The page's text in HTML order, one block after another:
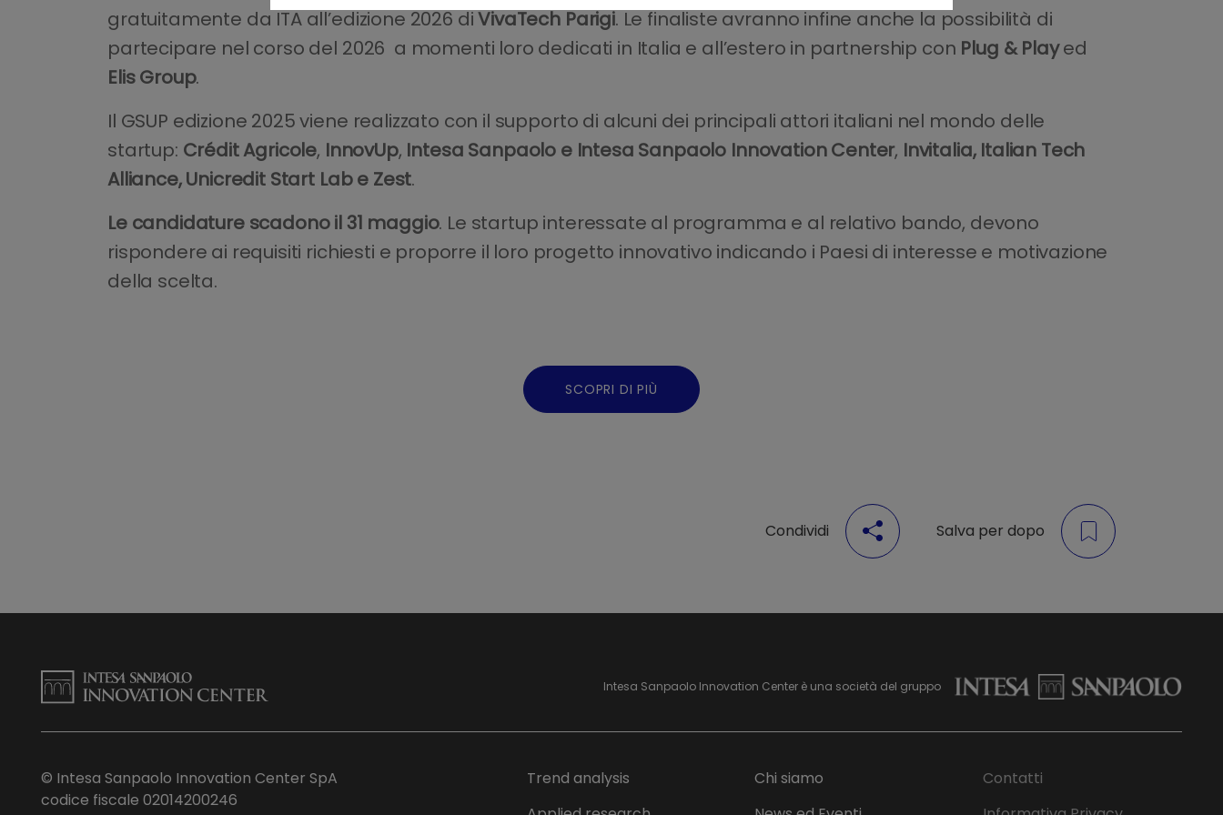
gratuitamente da ITA all’edizione 2026 diVivaTech Parigi. Le finaliste avranno infine anche la possibilità di
partecipare nel corso del 2026 a momenti loro dedicati in Italia e all’estero in partnership con Plug & Played
Elis Group.
Il GSUP edizione 2025 viene realizzato con il supporto di alcuni dei principali attori italiani nel mondo delle
startup: Crédit Agricole, InnovUp, Intesa Sanpaolo e Intesa Sanpaolo Innovation Center, Invitalia, Italian Tech
Alliance, Unicredit Start Lab e Zest.
Le candidature scadono il 31 maggio. Le startup interessate al programma e al relativo bando, devono
rispondere ai requisiti richiesti e proporre il loro progetto innovativo indicando i Paesi di interesse e motivazione
della scelta.
SCOPRI DI PIÙ
Condividi Salva per dopo
Intesa Sanpaolo Innovation Center è una società del gruppo
© Intesa Sanpaolo Innovation Center SpA
codice fiscale 02014200246
Trend analysis
Chi siamo
Contatti